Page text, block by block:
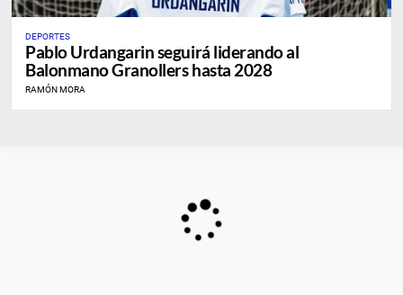
DEPORTES
Pablo Urdangarin seguirá liderando al
Balonmano Granollers hasta 2028
RAMÓN MORA